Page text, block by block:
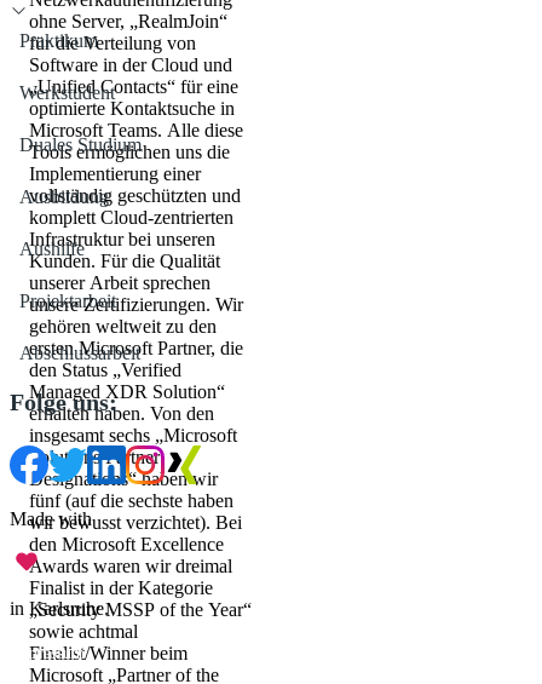
ohne Server, „RealmJoin“
für die Verteilung von
Software in der Cloud und
„Unified Contacts“ für eine
optimierte Kontaktsuche in
Microsoft Teams. Alle diese
Tools ermöglichen uns die
Implementierung einer
vollständig geschützten und
komplett Cloud-zentrierten
Infrastruktur bei unseren
Kunden. Für die Qualität
unserer Arbeit sprechen
unsere Zertifizierungen. Wir
gehören weltweit zu den
ersten Microsoft Partner, die
den Status „Verified
Managed XDR Solution“
erhalten haben. Von den
insgesamt sechs „Microsoft
Solutions Partner
Designations“ haben wir
fünf (auf die sechste haben
wir bewusst verzichtet). Bei
den Microsoft Excellence
Awards waren wir dreimal
Finalist in der Kategorie
„Security MSSP of the Year“
sowie achtmal
Finalist/Winner beim
Microsoft „Partner of the
Praktikum
Werkstudent
Duales Studium
Ausbildung
Aushilfe
Projektarbeit
Abschlussarbeit
Folge uns:
Made with
in Karlsruhe.
Impressum